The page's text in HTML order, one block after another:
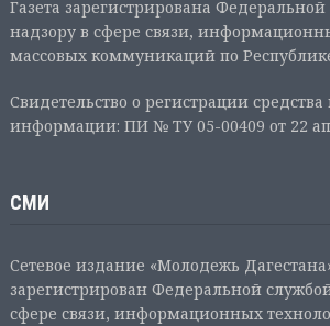
Газета зарегистрирована
надзору в сфере связи,
массовых коммуникаций по
Свидетельство о регистрации средства
информации: ПИ № ТУ 05-00409 от 22
СМИ
Сетевое издание «Молодежь
зарегистрирован Федеральной
сфере связи, информационных